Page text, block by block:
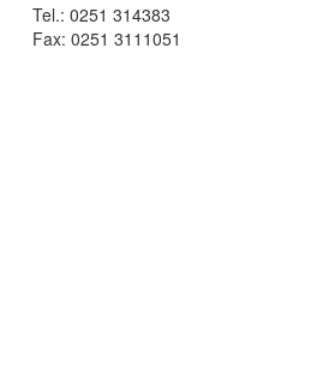
Tel.: 0251 314383
Fax: 0251 3111051